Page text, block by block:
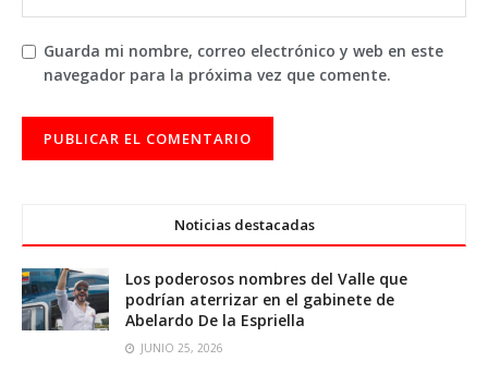
Guarda mi nombre, correo electrónico y web en este
navegador para la próxima vez que comente.
Noticias destacadas
Los poderosos nombres del Valle que
podrían aterrizar en el gabinete de
Abelardo De la Espriella
JUNIO 25, 2026